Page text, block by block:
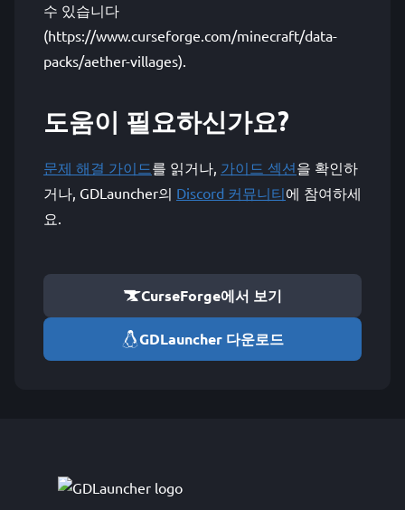
수 있습니다
(https://www.curseforge.com/minecraft/data-
packs/aether-villages).
도움이 필요하신가요?
문제 해결 가이드를 읽거나, 가이드 섹션을 확인하
거나, GDLauncher의 Discord 커뮤니티에 참여하세
요.
CurseForge에서 보기
GDLauncher 다운로드